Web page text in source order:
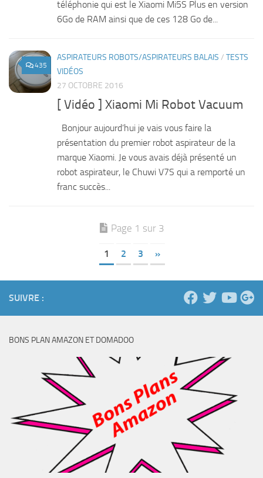
téléphonie qui est le Xiaomi Mi5S Plus en version
6Go de RAM ainsi que de ces 128 Go de...
435
ASPIRATEURS ROBOTS/ASPIRATEURS BALAIS / TESTS
VIDÉOS
27 OCTOBRE 2016
[ Vidéo ] Xiaomi Mi Robot Vacuum
Bonjour aujourd’hui je vais vous faire la
présentation du premier robot aspirateur de la
marque Xiaomi. Je vous avais déjà présenté un
robot aspirateur, le Chuwi V7S qui a remporté un
franc succès...
Page 1 sur 3
1 2 3 »
SUIVRE :
BONS PLAN AMAZON ET DOMADOO